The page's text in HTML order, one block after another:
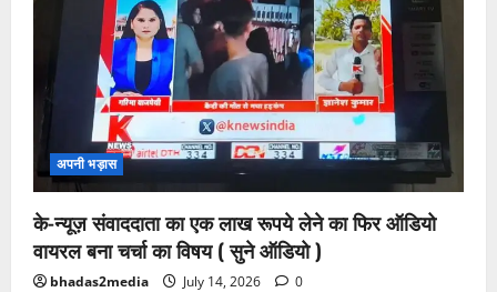
अपनी भड़ास
के-न्यूज़ संवाददाता का एक लाख रूपये लेने का फिर ऑडियो
वायरल बना चर्चा का विषय ( सुने ऑडियो )
bhadas2media July 14, 2026 0